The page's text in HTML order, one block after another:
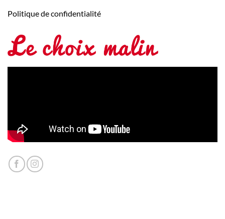
Politique de confidentialité